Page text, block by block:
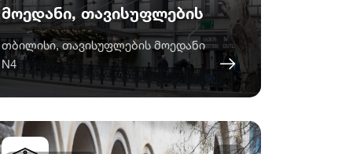
მოედანი, თავისუფლების
თბილისი, თავისუფლების მოედანი
N4